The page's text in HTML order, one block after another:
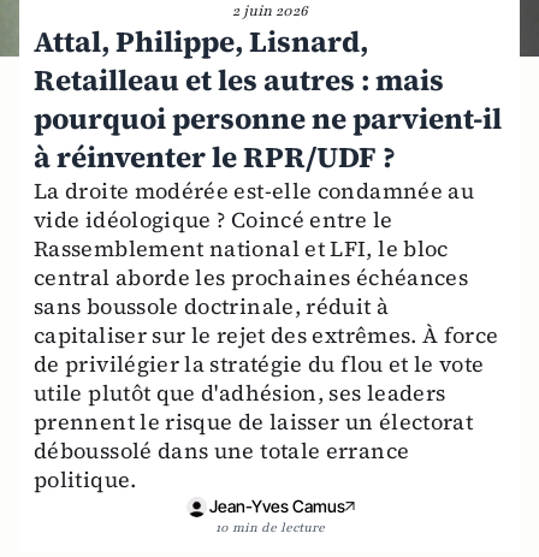
2 juin 2026
Attal, Philippe, Lisnard,
Retailleau et les autres : mais
pourquoi personne ne parvient-il
à réinventer le RPR/UDF ?
La droite modérée est-elle condamnée au
vide idéologique ? Coincé entre le
Rassemblement national et LFI, le bloc
central aborde les prochaines échéances
sans boussole doctrinale, réduit à
capitaliser sur le rejet des extrêmes. À force
de privilégier la stratégie du flou et le vote
utile plutôt que d'adhésion, ses leaders
prennent le risque de laisser un électorat
déboussolé dans une totale errance
politique.
Jean-Yves Camus
10 min de lecture